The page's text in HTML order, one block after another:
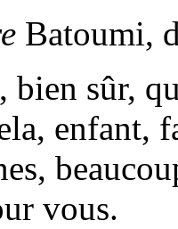
Batoumi,
bien sûr,
enfant,
vous.